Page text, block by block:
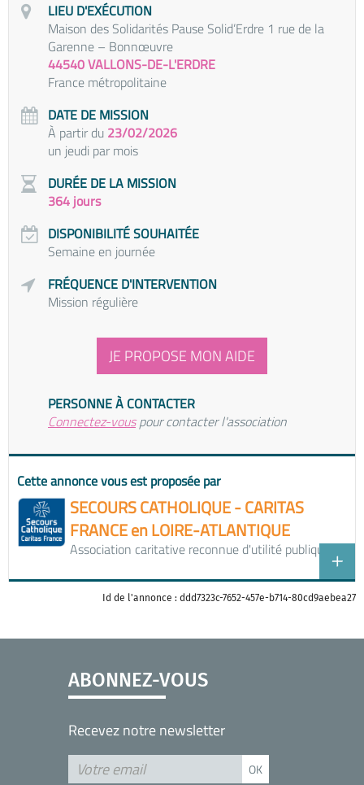
LIEU D'EXÉCUTION
Maison des Solidarités Pause Solid’Erdre 1 rue de la
Garenne – Bonnœuvre
44540 VALLONS-DE-L'ERDRE
France métropolitaine
DATE DE MISSION
À partir du 23/02/2026
un jeudi par mois
DURÉE DE LA MISSION
364 jours
DISPONIBILITÉ SOUHAITÉE
Semaine en journée
FRÉQUENCE D'INTERVENTION
Mission régulière
JE PROPOSE MON AIDE
PERSONNE À CONTACTER
Connectez-vouspour contacter l'association
Cette annonce vous est proposée par
SECOURS CATHOLIQUE - CARITAS
FRANCE en LOIRE-ATLANTIQUE
Association caritative reconnue d'utilité publique.
Id de l'annonce : ddd7323c-7652-457e-b714-80cd9aebea27
ABONNEZ-VOUS
Recevez notre newsletter